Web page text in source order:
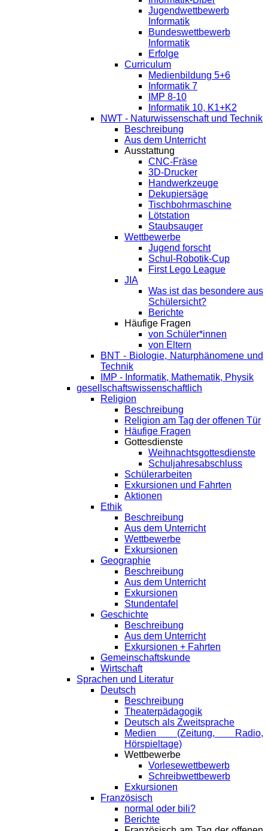
Jugendwettbewerb
Informatik
Bundeswettbewerb
Informatik
Erfolge
Curriculum
Medienbildung 5+6
Informatik 7
IMP 8-10
Informatik 10, K1+K2
NWT - Naturwissenschaft und Technik
Beschreibung
Aus dem Unterricht
Ausstattung
CNC-Fräse
3D-Drucker
Handwerkzeuge
Dekupiersäge
Tischbohrmaschine
Lötstation
Staubsauger
Wettbewerbe
Jugend forscht
Schul-Robotik-Cup
First Lego League
JIA
Was ist das besondere aus
Schülersicht?
Berichte
Häufige Fragen
von Schüler*innen
von Eltern
BNT - Biologie, Naturphänomene und
Technik
IMP - Informatik, Mathematik, Physik
gesellschaftswissenschaftlich
Religion
Beschreibung
Religion am Tag der offenen Tür
Häufige Fragen
Gottesdienste
Weihnachtsgottesdienste
Schuljahresabschluss
Schülerarbeiten
Exkursionen und Fahrten
Aktionen
Ethik
Beschreibung
Aus dem Unterricht
Wettbewerbe
Exkursionen
Geographie
Beschreibung
Aus dem Unterricht
Exkursionen
Stundentafel
Geschichte
Beschreibung
Aus dem Unterricht
Exkursionen + Fahrten
Gemeinschaftskunde
Wirtschaft
Sprachen und Literatur
Deutsch
Beschreibung
Theaterpädagogik
Deutsch als Zweitsprache
Medien (Zeitung, Radio,
Hörspieltage)
Wettbewerbe
Vorlesewettbewerb
Schreibwettbewerb
Exkursionen
Französisch
normal oder bili?
Berichte